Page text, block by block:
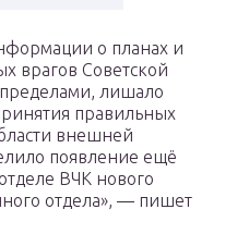
о планах и
врагов Советской
лишало
правильных
внешней
появление ещё
ВЧК нового
отдела», — пишет